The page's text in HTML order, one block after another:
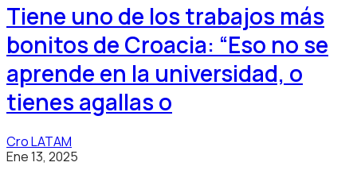
Tiene uno de los trabajos más
bonitos de Croacia: “Eso no se
aprende en la universidad, o
tienes agallas o
Cro LATAM
Ene 13, 2025